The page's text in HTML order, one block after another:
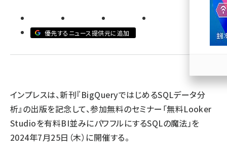
優先するニュース提供元に追加
インプレスは、新刊『BigQueryではじめるSQLデータ分
析』の出版を記念して、参加無料のセミナー「無料Looker
Studioを有料BI並みにパワフルにするSQLの魔法」を
2024年7月25日（木）に開催する。